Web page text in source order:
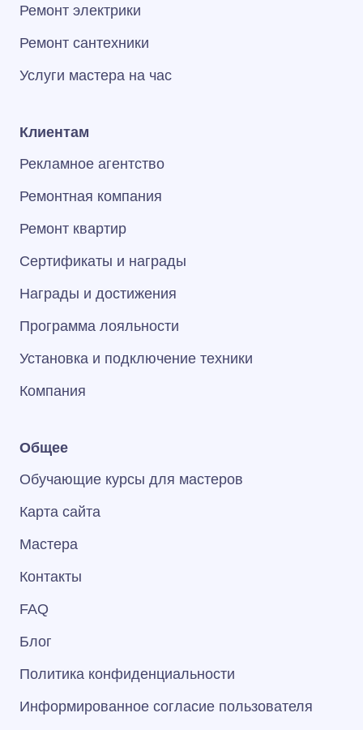
Ремонт электрики
Ремонт сантехники
Услуги мастера на час
Клиентам
Рекламное агентство
Ремонтная компания
Ремонт квартир
Сертификаты и награды
Награды и достижения
Программа лояльности
Установка и подключение техники
Компания
Общее
Обучающие курсы для мастеров
Карта сайта
Мастера
Контакты
FAQ
Блог
Политика конфиденциальности
Информированное согласие пользователя